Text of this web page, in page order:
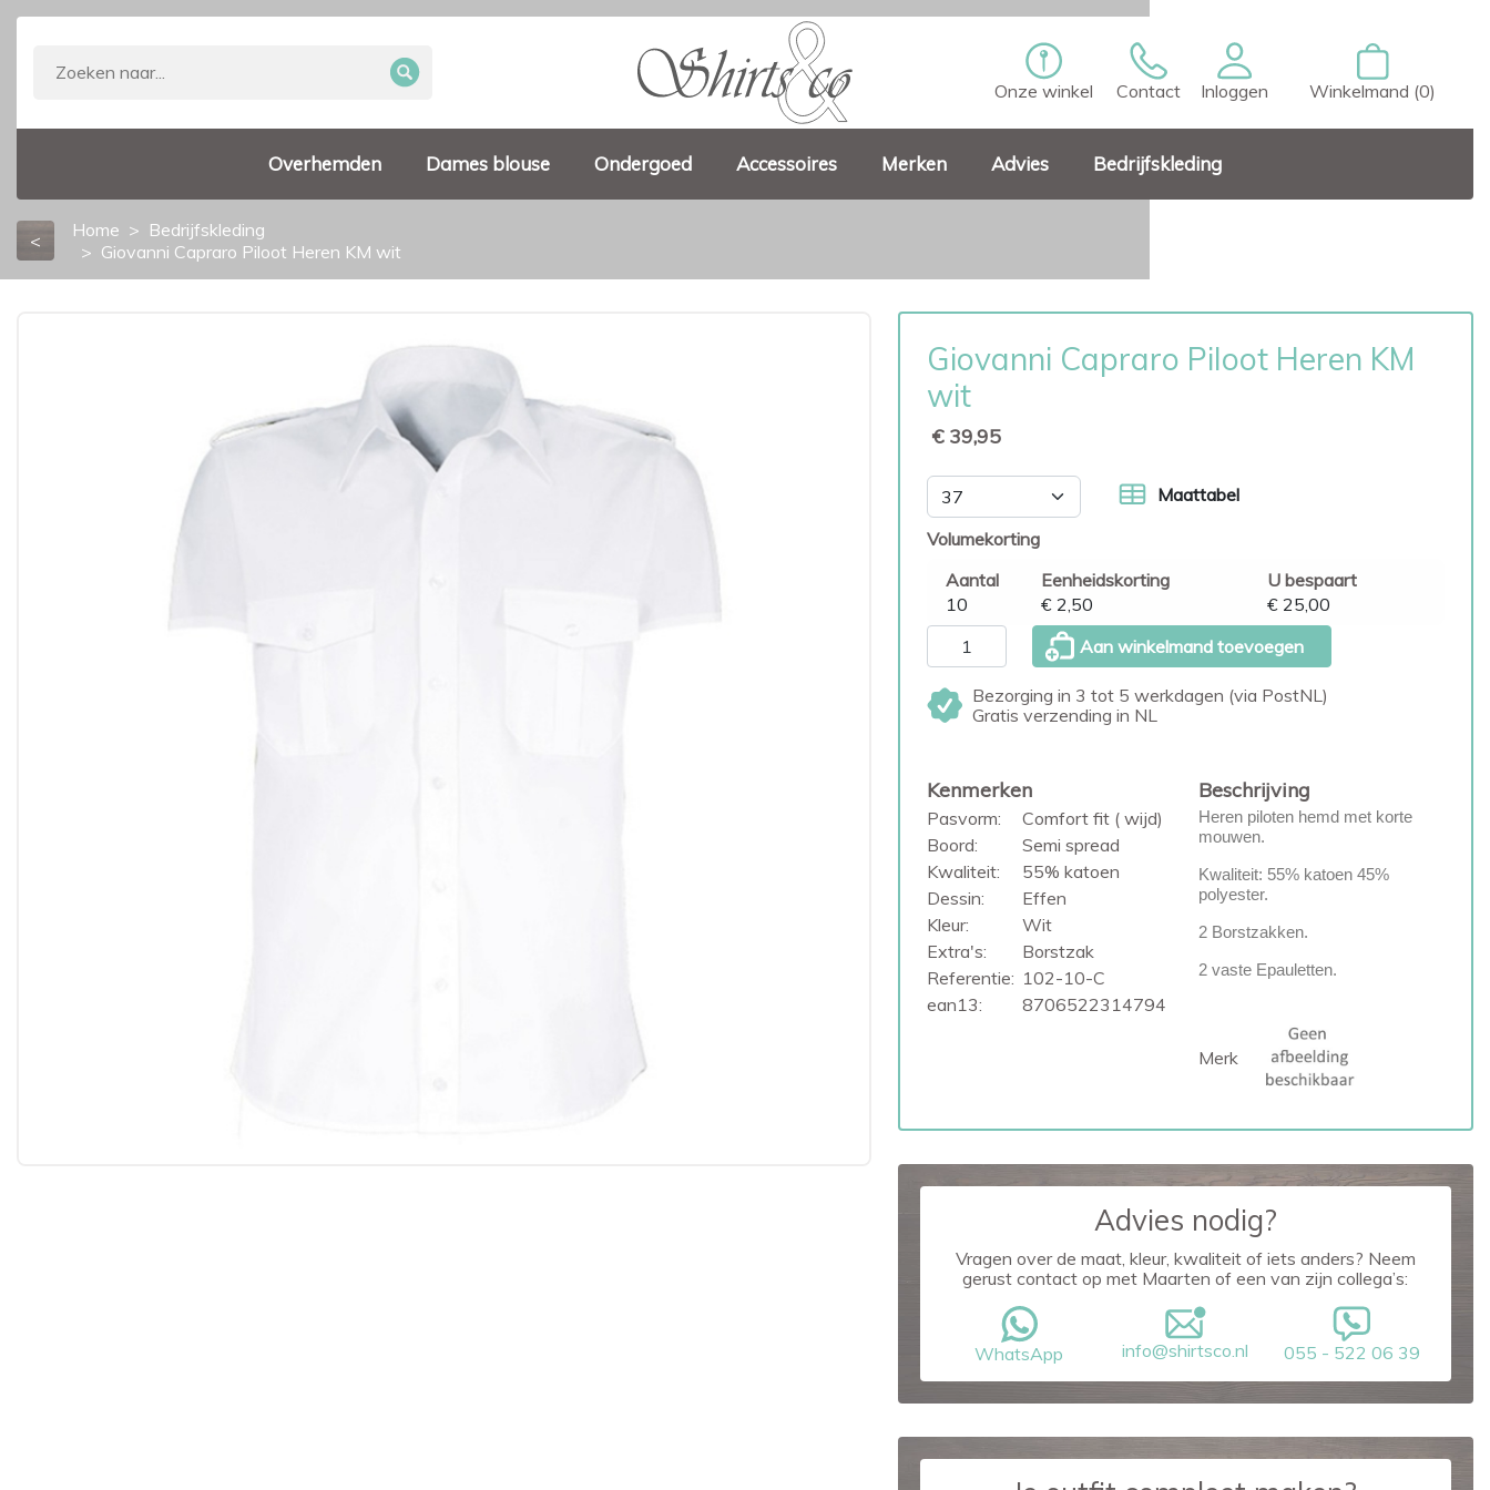
Onze winkel Contact Inloggen Winkelmand (0)
Overhemden Dames blouse Ondergoed Accessoires Merken Advies Bedrijfskleding
< Home
Bedrijfskleding
Giovanni Capraro Piloot Heren KM wit
Giovanni Capraro Piloot Heren KM
wit
€ 39,95
Maattabel
Volumekorting
Aantal
Eenheidskorting
U bespaart
10
€ 2,50
€ 25,00
Aan winkelmand toevoegen
Bezorging in 3 tot 5 werkdagen (via PostNL)
Gratis verzending in NL
Kenmerken
Pasvorm:
Comfort fit ( wijd)
Boord:
Semi spread
Kwaliteit:
55% katoen
Dessin:
Effen
Kleur:
Wit
Extra's:
Borstzak
Referentie: 102-10-C
ean13:
8706522314794
Beschrijving
Heren piloten hemd met korte
mouwen.
Kwaliteit: 55% katoen 45%
polyester.
2 Borstzakken.
2 vaste Epauletten.
Merk
Advies nodig?
Vragen over de maat, kleur, kwaliteit of iets anders? Neem
gerust contact op met Maarten of een van zijn collega’s:
WhatsApp info@shirtsco.nl 055 - 522 06 39